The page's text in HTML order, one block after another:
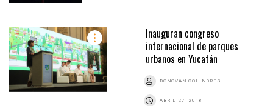
Inauguran congreso
internacional de parques
urbanos en Yucatán
DONOVAN COLINDRES
ABRIL 27, 2018